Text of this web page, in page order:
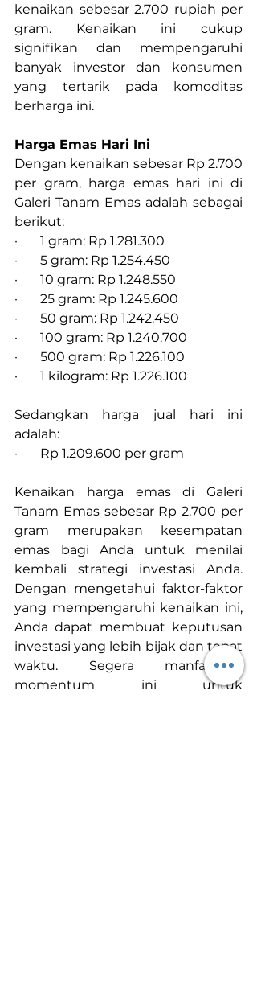
kenaikan sebesar 2.700 rupiah per
gram. Kenaikan ini cukup
signifikan dan mempengaruhi
banyak investor dan konsumen
yang tertarik pada komoditas
berharga ini.
Harga Emas Hari Ini
Dengan kenaikan sebesar Rp 2.700
per gram, harga emas hari ini di
Galeri Tanam Emas adalah sebagai
berikut:
·       1 gram: Rp 1.281.300
·       5 gram: Rp 1.254.450
·       10 gram: Rp 1.248.550
·       25 gram: Rp 1.245.600
·       50 gram: Rp 1.242.450
·       100 gram: Rp 1.240.700
·       500 gram: Rp 1.226.100
·       1 kilogram: Rp 1.226.100
Sedangkan harga jual hari ini
adalah:
·       Rp 1.209.600 per gram
Kenaikan harga emas di Galeri
Tanam Emas sebesar Rp 2.700 per
gram merupakan kesempatan
emas bagi Anda untuk menilai
kembali strategi investasi Anda.
Dengan mengetahui faktor-faktor
yang mempengaruhi kenaikan ini,
Anda dapat membuat keputusan
investasi yang lebih bijak dan tepat
waktu. Segera manfaatkan
momentum ini untuk